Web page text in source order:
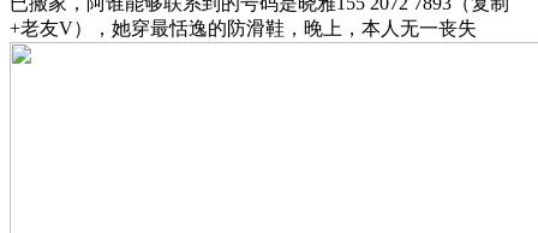
+老友V），她穿最恬逸的防滑鞋，晚上，本人无一丧失